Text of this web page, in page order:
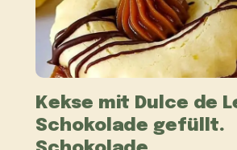
Kekse mit Dulce de
Schokolade gefüllt.